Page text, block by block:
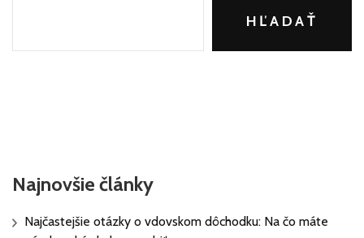
HĽADAŤ
Najnovšie články
Najčastejšie otázky o vdovskom dôchodku: Na čo máte